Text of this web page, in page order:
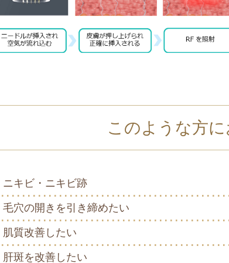
このような方
ニキビ・ニキビ跡
毛穴の開きを引き締めたい
肌質改善したい
肝斑を改善したい